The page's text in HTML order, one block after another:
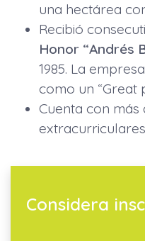
una hectárea
Recibió
Honor “Andrés
1985. La
como un “Great
Cuenta con más
Considera